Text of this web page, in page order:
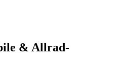
Stornomöglichkeit buchen.
Möglichkeiten für Ihren
& Allrad-